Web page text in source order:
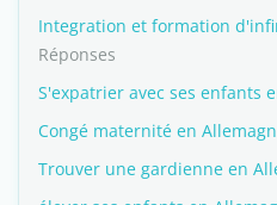
Integration et formation
Réponses
S'expatrier avec ses enfants
Congé maternité en
Trouver une gardienne en